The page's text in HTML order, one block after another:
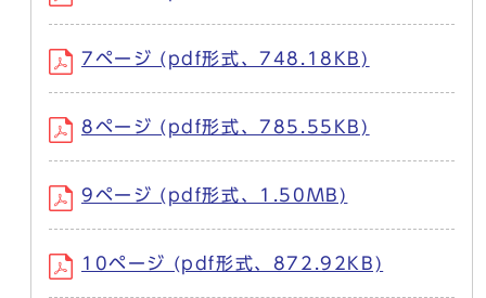
7ページ (pdf形式、748.18KB)
8ページ (pdf形式、785.55KB)
9ページ (pdf形式、1.50MB)
10ページ (pdf形式、872.92KB)